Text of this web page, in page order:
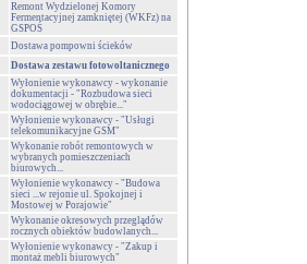
Remont Wydzielonej Komory
Fermentacyjnej zamkniętej (WKFz) na
GSPOŚ
Dostawa pompowni ścieków
Dostawa zestawu fotowoltanicznego
Wyłonienie wykonawcy - wykonanie
dokumentacji - "Rozbudowa sieci
wodociągowej w obrębie..."
Wyłonienie wykonawcy - "Usługi
telekomunikacyjne GSM"
Wykonanie robót remontowych w
wybranych pomieszczeniach
biurowych...
Wyłonienie wykonawcy - "Budowa
sieci ...w rejonie ul. Spokojnej i
Mostowej w Porajowie"
Wykonanie okresowych przeglądów
rocznych obiektów budowlanych...
Wyłonienie wykonawcy - "Zakup i
montaż mebli biurowych"